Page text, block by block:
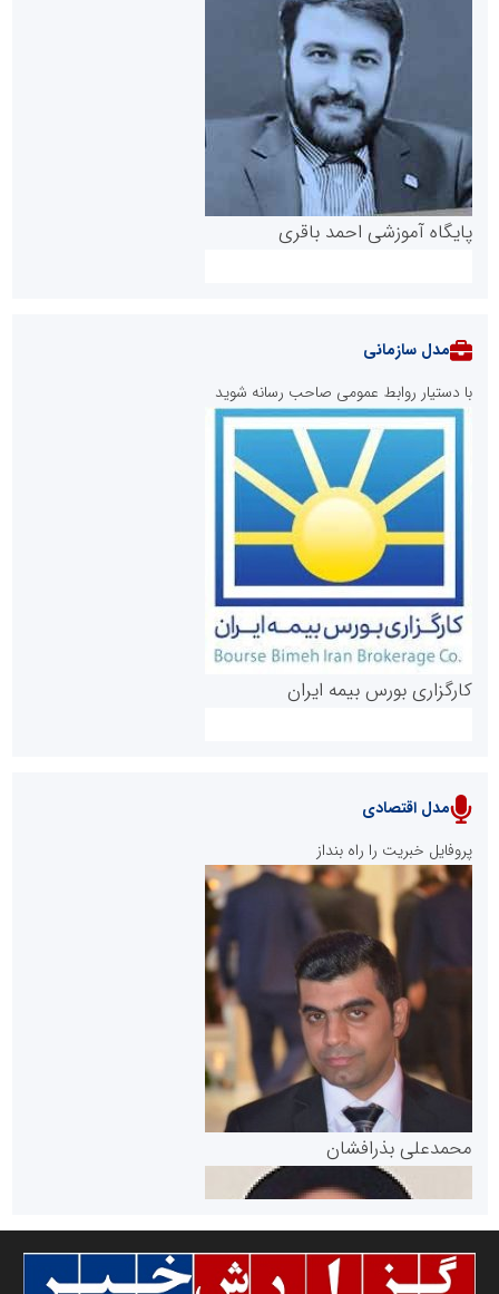
پایگاه آموزشی احمد باقری
روابط عمومی خبرگزاری گزارش خبر
پایگاه خبری نهضت ملی مسکن
پایگاه خبری گفتمان یزد
مدل سازمانی
با دستیار روابط عمومی صاحب رسانه شوید
کارگزاری بورس بیمه ایران
سازمان بورس و اوراق بهادار
مرجع اخبار موثق در بازارسرمایه
مدل اقتصادی
پروفایل خبریت را راه بنداز
محمدعلی بذرافشان